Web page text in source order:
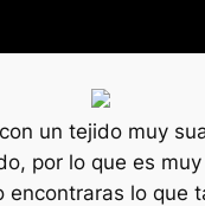
un tejido muy
por lo que es
encontraras lo que